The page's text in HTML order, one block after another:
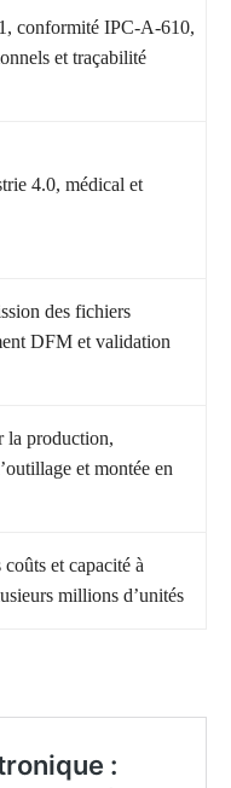
conformité IPC-A-610,
et traçabilité
4.0, médical et
des fichiers
DFM et validation
la production,
et montée en
et capacité à
millions d’unités